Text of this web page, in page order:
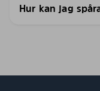
Hur kan jag